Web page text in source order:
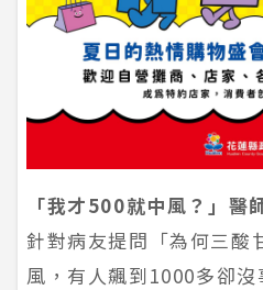
「我才500就中風？」醫
針對病友提問「為何三酸
風，有人飆到1000多卻